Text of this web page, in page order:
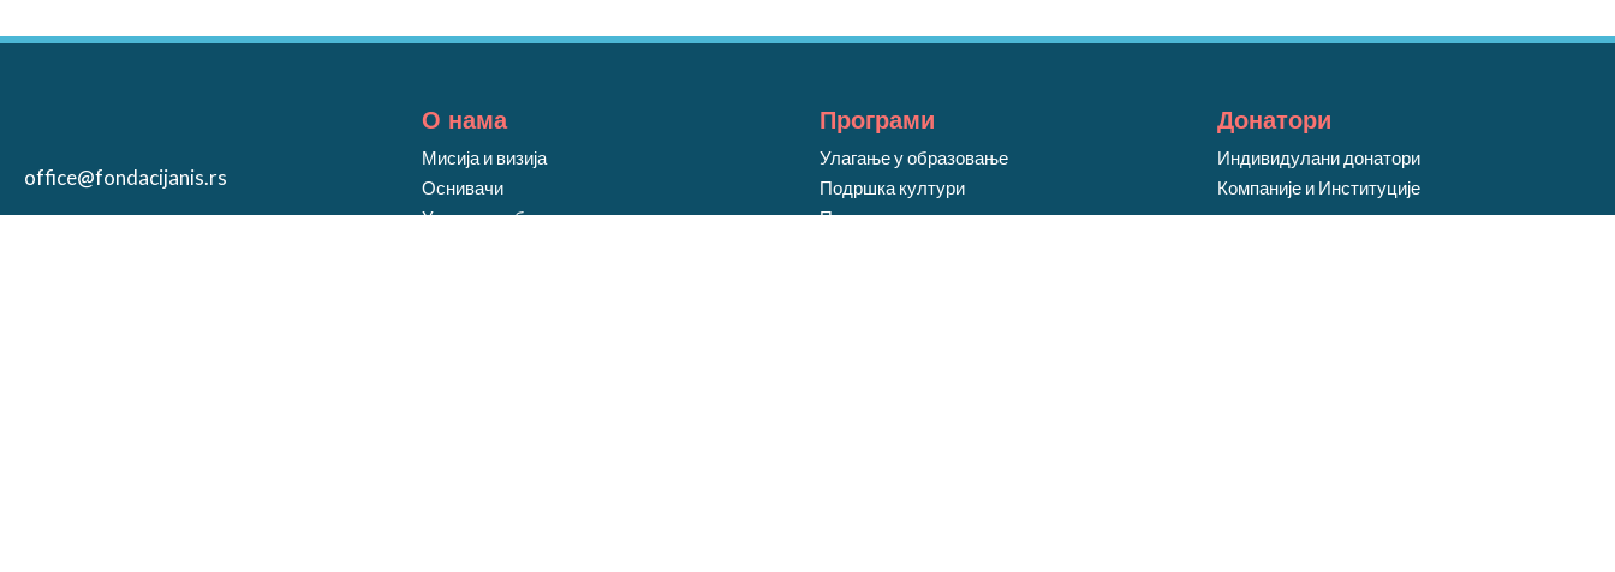
office@fondacijanis.rs
О нама
Мисија и визија
Оснивачи
Управни одбор
Програми
Улагање у образовање
Подршка култури
Подршка уметницима
Донатори
Индивидулани донатори
Компаније и Институције